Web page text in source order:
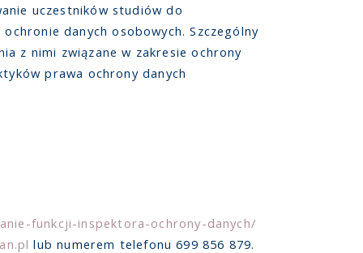
uczestników studiów do
danych osobowych. Szczególny
z nimi związane w zakresie ochrony
prawa ochrony danych
funkcji-inspektora-ochrony-danych/
lub numerem telefonu 699 856 879.